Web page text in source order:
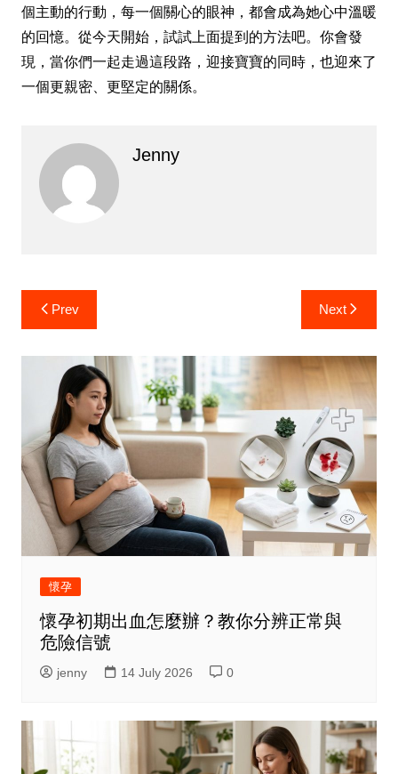
個主動的行動，每一個關心的眼神，都會成為她心中溫暖
的回憶。從今天開始，試試上面提到的方法吧。你會發
現，當你們一起走過這段路，迎接寶寶的同時，也迎來了
一個更親密、更堅定的關係。
Jenny
Post
navigation
Prev Next
懷孕
懷孕初期出血怎麼辦？教你分辨正常與
危險信號
jenny 14 July 2026 0